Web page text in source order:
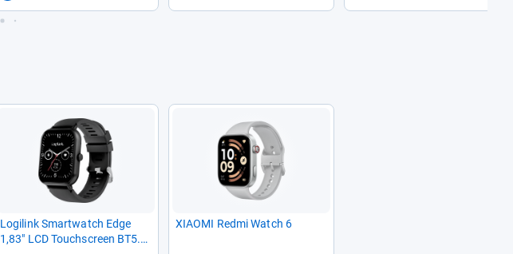
Logi­link Smart­watch Edge
1,83" LCD Touch­s­creen BT5.2
XIAOMI Redmi Watch 6